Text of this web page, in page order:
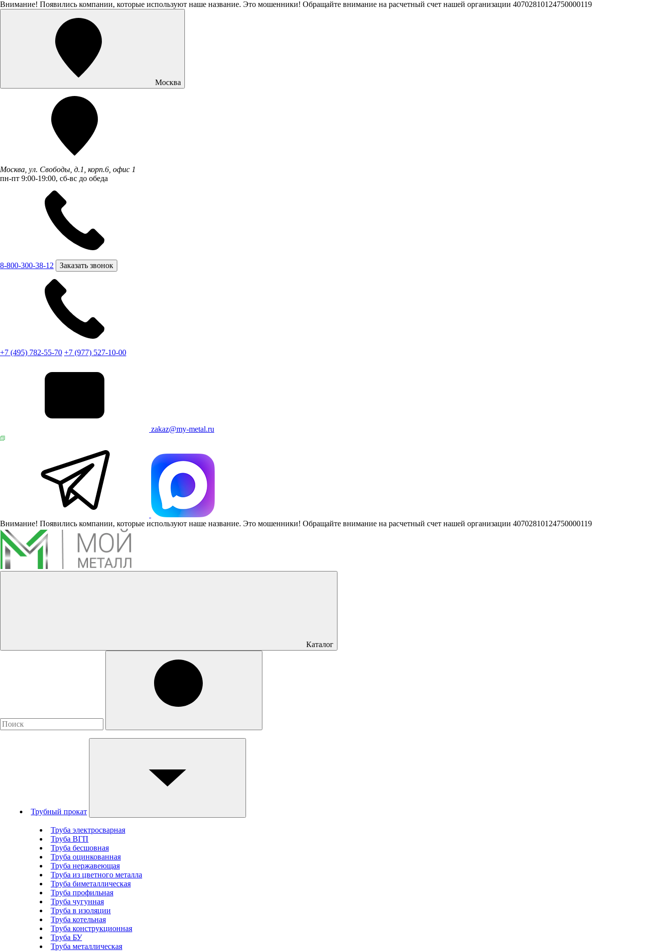
Внимание! Появились компании, которые используют наше название. Это мошенники! Обращайте внимание на расчетный счет нашей организации 40702810124750000119
Москва
Москва, ул. Свободы, д.1, корп.6, офис 1
пн-пт 9:00-19:00, сб-вс до обеда
8-800-300-38-12 Заказать звонок
+7 (495) 782-55-70 +7 (977) 527-10-00
zakaz@my-metal.ru
Внимание! Появились компании, которые используют наше название. Это мошенники! Обращайте внимание на расчетный счет нашей организации 40702810124750000119
Каталог
Трубный прокат
Труба электросварная
Труба ВГП
Труба бесшовная
Труба оцинкованная
Труба нержавеющая
Труба из цветного металла
Труба биметаллическая
Труба профильная
Труба чугунная
Труба в изоляции
Труба котельная
Труба конструкционная
Труба БУ
Труба металлическая